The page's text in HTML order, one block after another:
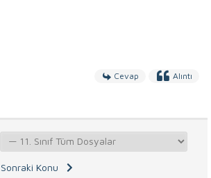
Cevap Alıntı
Sonraki Konu